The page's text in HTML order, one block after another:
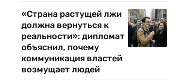
«Страна растущей лжи
должна вернуться к
реальности»: дипломат
объяснил, почему
коммуникация властей
возмущает людей